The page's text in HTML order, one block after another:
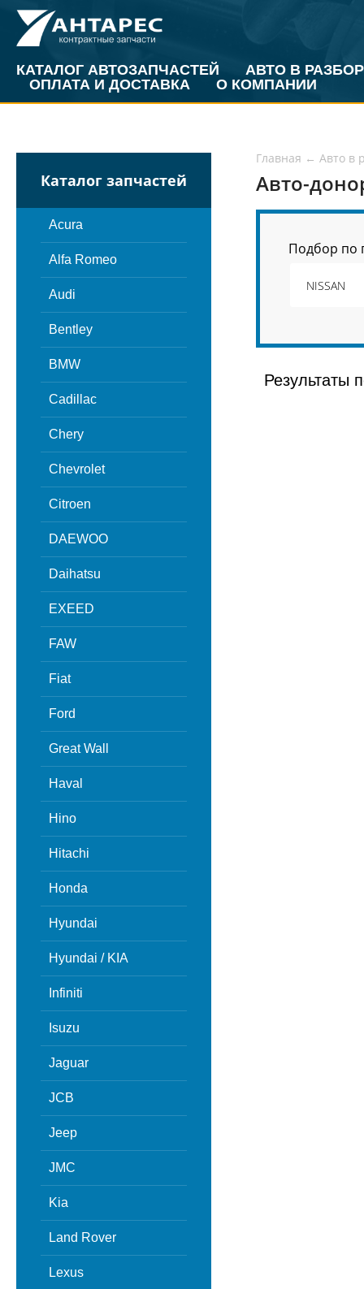
КАТАЛОГ АВТОЗАПЧАСТЕЙ
АВТО В РАЗБОР
ОПЛАТА И ДОСТАВКА
О КОМПАНИИ
Каталог запчастей
Acura
Alfa Romeo
Audi
Bentley
BMW
Cadillac
Chery
Chevrolet
Citroen
DAEWOO
Daihatsu
EXEED
FAW
Fiat
Ford
Great Wall
Haval
Hino
Hitachi
Honda
Hyundai
Hyundai / KIA
Infiniti
Isuzu
Jaguar
JCB
Jeep
JMC
Kia
Land Rover
Lexus
Главная ← Авто в
Авто-
Подбор по
Результаты